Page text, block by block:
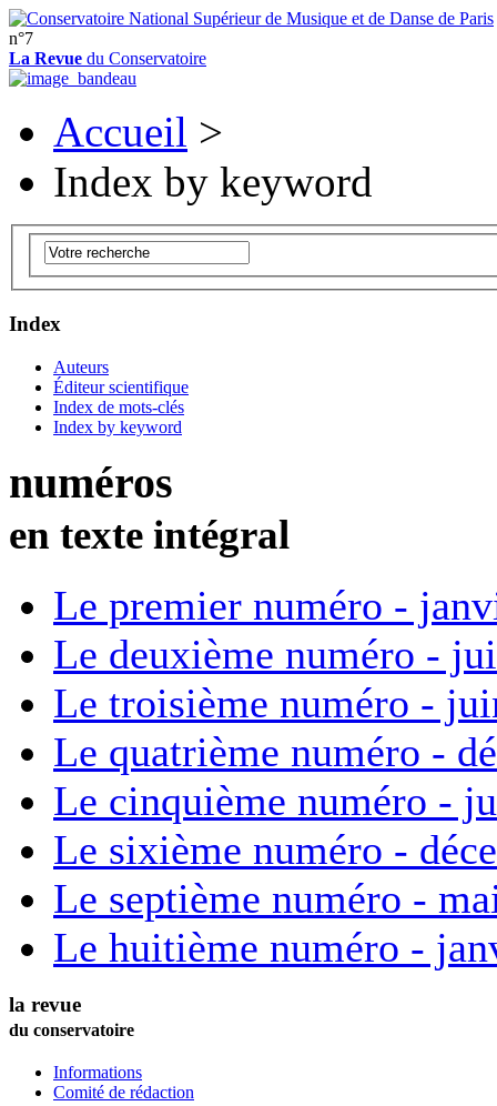
n°7
La Revue du Conservatoire
Accueil >
Index by keyword
Index
Auteurs
Éditeur scientifique
Index de mots-clés
Index by keyword
numéros
en texte intégral
Le premier numéro -
Le deuxième numéro -
Le troisième numéro -
Le quatrième numéro -
Le cinquième numéro -
Le sixième numéro -
Le septième numéro -
Le huitième numéro -
la revue
du conservatoire
Informations
Comité de rédaction